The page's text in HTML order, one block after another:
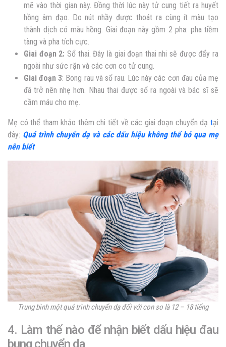
mẽ vào thời gian này. Đồng thời lúc này tử cung tiết ra huyết
hồng âm đạo. Do nút nhầy được thoát ra cùng ít màu tạo
thành dịch có màu hồng. Giai đoạn này gồm 2 pha: pha tiềm
tàng và pha tích cực.
Giai đoạn 2: Sổ thai. Đây là giai đoạn thai nhi sẽ được đẩy ra
ngoài như sức rặn và các cơn co tử cung.
Giai đoạn 3: Bong rau và sổ rau. Lúc này các cơn đau của mẹ
đã trở nên nhẹ hơn. Nhau thai được sổ ra ngoài và bác sĩ sẽ
cầm máu cho mẹ.
Mẹ có thể tham khảo thêm chi tiết về các giai đoạn chuyển dạ tại
đây: Quá trình chuyển dạ và các dấu hiệu không thể bỏ qua mẹ
nên biết
Trung bình một quá trình chuyển dạ đối với con so là 12 – 18 tiếng
4. Làm thế nào để nhận biết dấu hiệu đau
bụng chuyển dạ